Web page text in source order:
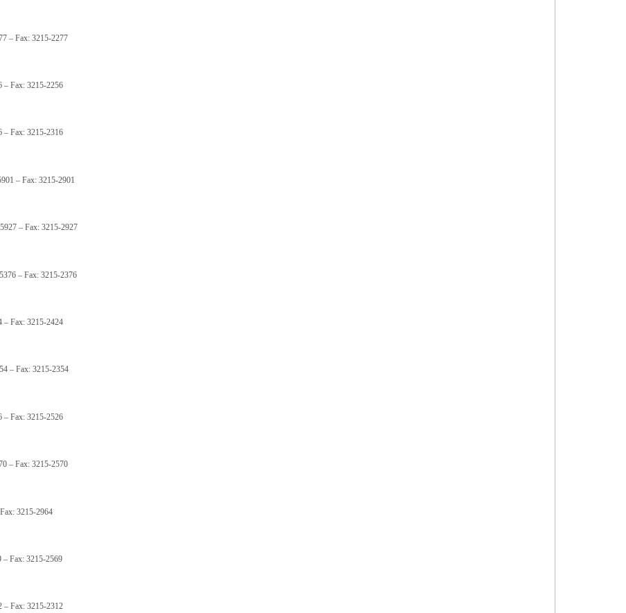
– Fax: 3215-2277
– Fax: 3215-2256
– Fax: 3215-2316
– Fax: 3215-2901
– Fax: 3215-2927
– Fax: 3215-2376
– Fax: 3215-2424
– Fax: 3215-2354
– Fax: 3215-2526
– Fax: 3215-2570
3215-2964
– Fax: 3215-2569
– Fax: 3215-2312